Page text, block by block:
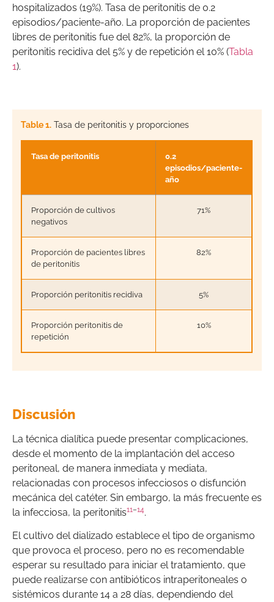
hospitalizados (19%). Tasa de peritonitis de 0.2
episodios/paciente-año. La proporción de pacientes
libres de peritonitis fue del 82%, la proporción de
peritonitis recidiva del 5% y de repetición el 10% (Tabla
1).
Table 1. Tasa de peritonitis y proporciones
Tasa de peritonitis
0.2
episodios/paciente-
año
Proporción de cultivos
negativos
71%
Proporción de pacientes libres
de peritonitis
82%
Proporción peritonitis recidiva 5%
Proporción peritonitis de
repetición
10%
Discusión
La técnica dialítica puede presentar complicaciones,
desde el momento de la implantación del acceso
peritoneal, de manera inmediata y mediata,
relacionadas con procesos infecciosos o disfunción
mecánica del catéter. Sin embargo, la más frecuente es
la infecciosa, la peritonitis11–14 .
El cultivo del dializado establece el tipo de organismo
que provoca el proceso, pero no es recomendable
esperar su resultado para iniciar el tratamiento, que
puede realizarse con antibióticos intraperitoneales o
sistémicos durante 14 a 28 días, dependiendo del